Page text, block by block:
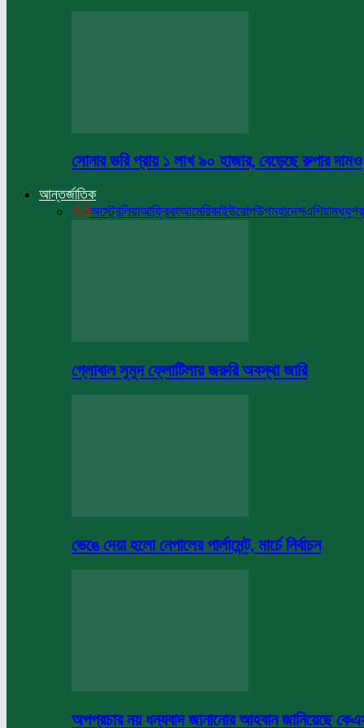
সোনার ভরি প্রায় ১ লাখ ৯০ হাজার, বেড়েছে রুপার দামও
আন্তর্জাতিক
Allঅস্ট্রেলিয়াআফ্রিকাআমেরিকাইউরোপউপমহাদেশএশিয়া
গ্লোবাল সুমুদ ফ্লোটিলায় জরুরি অবস্থা জারি
ভেঙে দেয়া হলো নেপালের পার্লামেন্ট, মার্চে নির্বাচন
অপপ্রচার নয় ধন্যবাদ জানানোর আহবান জানিয়েছে